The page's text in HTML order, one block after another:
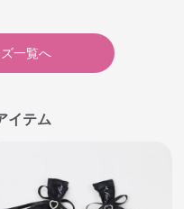
一覧へ
イテム